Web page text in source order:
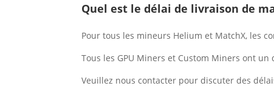
Quel est le délai de livraison de
Pour tous les mineurs Helium et MatchX, les
Tous les GPU Miners et Custom Miners ont
Veuillez nous contacter pour discuter des